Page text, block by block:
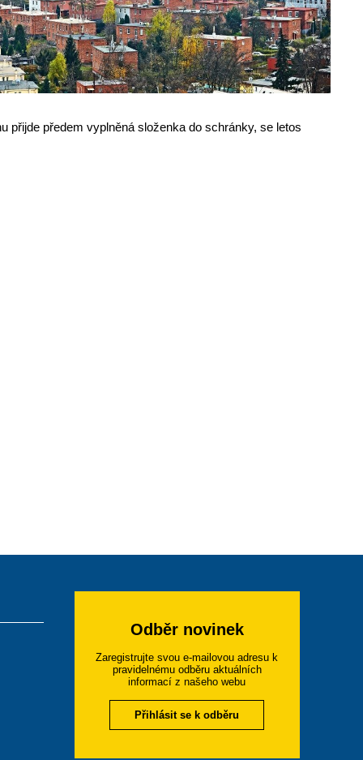
přijde předem vyplněná složenka do schránky, se letos
Odběr novinek
Zaregistrujte svou e-mailovou adresu k
pravidelnému odběru aktuálních
informací z našeho webu
Přihlásit se k odběru